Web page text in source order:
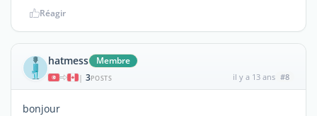
Réagir
hatmess Membre
| 3POSTS il y a 13 ans #8
bonjour